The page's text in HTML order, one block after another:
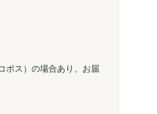
ポス）の場合あり、お届